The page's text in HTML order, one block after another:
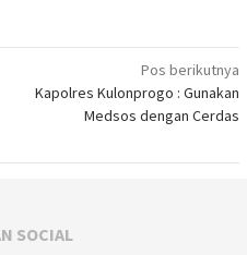
Pos berikutnya
Kapolres Kulonprogo : Gunakan
Medsos dengan Cerdas
SOCIAL